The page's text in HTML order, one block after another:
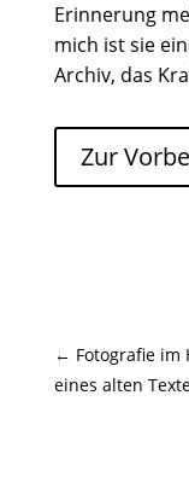
Erinnerung
mich ist sie
Archiv, das
Zur
← Fotografie im
eines alten